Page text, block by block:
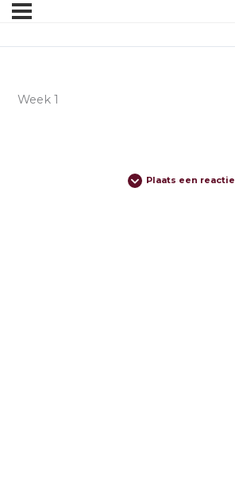
Week 1
Plaats een reactie